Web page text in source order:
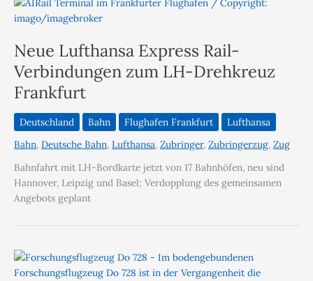
Neue Lufthansa Express Rail-
Verbindungen zum LH-Drehkreuz
Frankfurt
Deutschland Bahn Flughafen Frankfurt
Lufthansa
Bahn, Deutsche Bahn, Lufthansa, Zubringer, Zubringerzug, Zug
Bahnfahrt mit LH-Bordkarte jetzt von 17 Bahnhöfen, neu sind
Hannover, Leipzig und Basel; Verdopplung des gemeinsamen
Angebots geplant